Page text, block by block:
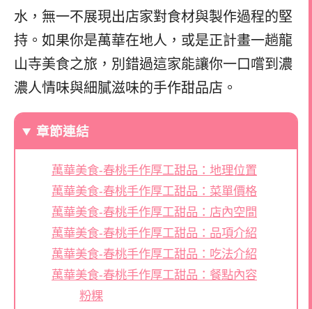
水，無一不展現出店家對食材與製作過程的堅
持。如果你是萬華在地人，或是正計畫一趟龍
山寺美食之旅，別錯過這家能讓你一口嚐到濃
濃人情味與細膩滋味的手作甜品店。
章節連結
萬華美食-春桃手作厚工甜品：地理位置
萬華美食-春桃手作厚工甜品：菜單價格
萬華美食-春桃手作厚工甜品：店內空間
萬華美食-春桃手作厚工甜品：品項介紹
萬華美食-春桃手作厚工甜品：吃法介紹
萬華美食-春桃手作厚工甜品：餐點內容
粉粿